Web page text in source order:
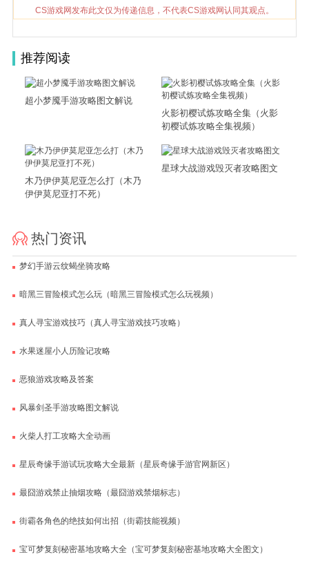
CS游戏网发布此文仅为传递信息，不代表CS游戏网认同其观点。
推荐阅读
超小梦魇手游攻略图文解说
火影初樱试炼攻略全集（火影
初樱试炼攻略全集视频）
木乃伊伊莫尼亚怎么打（木乃
伊伊莫尼亚打不死）
星球大战游戏毁灭者攻略图文
热门资讯
梦幻手游云纹蝎坐骑攻略
暗黑三冒险模式怎么玩（暗黑三冒险模式怎么玩视频）
真人寻宝游戏技巧（真人寻宝游戏技巧攻略）
水果迷屋小人历险记攻略
恶狼游戏攻略及答案
风暴剑圣手游攻略图文解说
火柴人打工攻略大全动画
星辰奇缘手游试玩攻略大全最新（星辰奇缘手游官网新区）
最囧游戏禁止抽烟攻略（最囧游戏禁烟标志）
街霸各角色的绝技如何出招（街霸技能视频）
宝可梦复刻秘密基地攻略大全（宝可梦复刻秘密基地攻略大全图文）